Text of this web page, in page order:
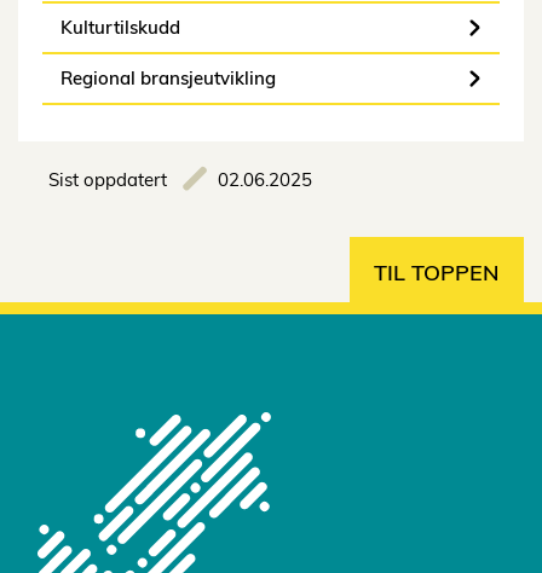
Kulturtilskudd
Regional bransjeutvikling
Sist oppdatert 02.06.2025
TIL TOPPEN